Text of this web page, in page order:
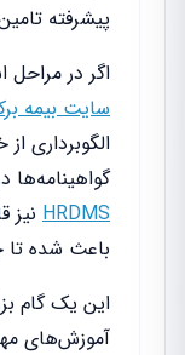
پیشرفته
اگر در مراحل
سایت بیمه
الگوبرداری
گواهینامه‌ها
HRDMS
باعث شده
این یک گام
آموزش‌های